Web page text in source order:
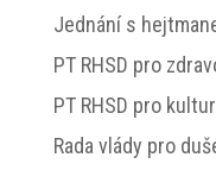
Jednání s
PT RHSD pro
PT RHSD pro
Rada vlády pro